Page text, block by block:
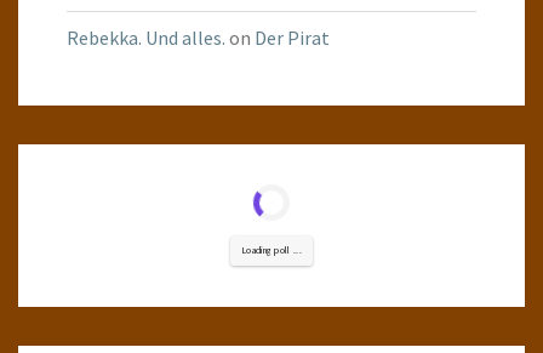
Rebekka. Und alles. on Der Pirat
Loading poll ...